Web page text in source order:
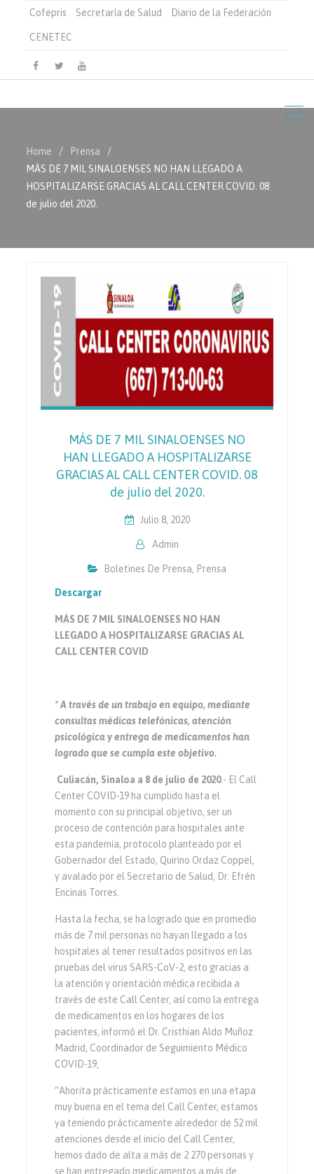
Cofepris Secretaría de Salud Diario de la Federación
CENETEC
Facebook
TwitterYoutube
Home
Prensa
MÁS DE 7 MIL SINALOENSES NO HAN LLEGADO A
HOSPITALIZARSE GRACIAS AL CALL CENTER COVID. 08
de julio del 2020.
MÁS DE 7 MIL SINALOENSES NO
HAN LLEGADO A HOSPITALIZARSE
GRACIAS AL CALL CENTER COVID. 08
de julio del 2020.
Julio 8, 2020
Admin
Boletines De Prensa, Prensa
Descargar
MÁS DE 7 MIL SINALOENSES NO HAN
LLEGADO A HOSPITALIZARSE GRACIAS AL
CALL CENTER COVID
* A través de un trabajo en equipo, mediante
consultas médicas telefónicas, atención
psicológica y entrega de medicamentos han
logrado que se cumpla este objetivo.
Culiacán, Sinaloa a 8 de julio de 2020.- El Call
Center COVID-19 ha cumplido hasta el
momento con su principal objetivo, ser un
proceso de contención para hospitales ante
esta pandemia, protocolo planteado por el
Gobernador del Estado, Quirino Ordaz Coppel,
y avalado por el Secretario de Salud, Dr. Efrén
Encinas Torres.
Hasta la fecha, se ha logrado que en promedio
más de 7 mil personas no hayan llegado a los
hospitales al tener resultados positivos en las
pruebas del virus SARS-CoV-2, esto gracias a
la atención y orientación médica recibida a
través de este Call Center, así como la entrega
de medicamentos en los hogares de los
pacientes, informó el Dr. Cristhian Aldo Muñoz
Madrid, Coordinador de Seguimiento Médico
COVID-19,
“Ahorita prácticamente estamos en una etapa
muy buena en el tema del Call Center, estamos
ya teniendo prácticamente alrededor de 52 mil
atenciones desde el inicio del Call Center,
hemos dado de alta a más de 2 270 personas y
se han entregado medicamentos a más de